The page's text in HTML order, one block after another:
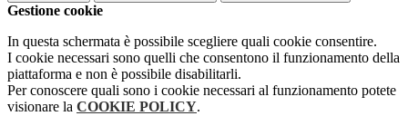
Gestione cookie
In questa schermata è possibile scegliere quali cookie consentire.
I cookie necessari sono quelli che consentono il funzionamento della
piattaforma e non è possibile disabilitarli.
Per conoscere quali sono i cookie necessari al funzionamento potete
visionare la COOKIE POLICY.